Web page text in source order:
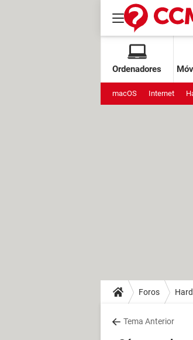
Ordenadores
macOS Internet
Foros
Tema Anterior